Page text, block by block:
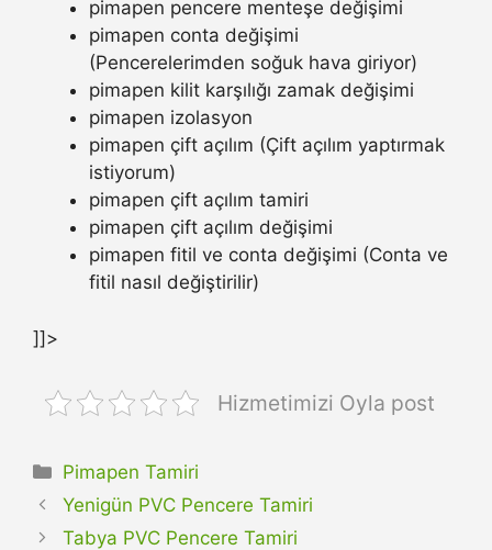
pimapen pencere menteşe değişimi
pimapen conta değişimi
(Pencerelerimden soğuk hava giriyor)
pimapen kilit karşılığı zamak değişimi
pimapen izolasyon
pimapen çift açılım (Çift açılım yaptırmak
istiyorum)
pimapen çift açılım tamiri
pimapen çift açılım değişimi
pimapen fitil ve conta değişimi (Conta ve
fitil nasıl değiştirilir)
]]>
Hizmetimizi Oyla post
Kategoriler
Pimapen Tamiri
Yenigün PVC Pencere Tamiri
Tabya PVC Pencere Tamiri